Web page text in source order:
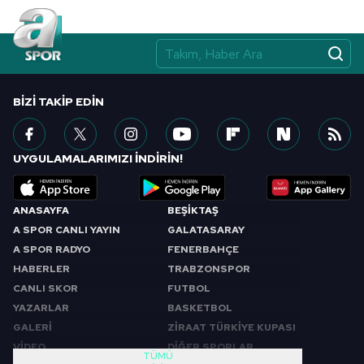
Çerezlere ilişkin tercihlerinizi aşağıda yer alan panel
vasıtasıyla belirleyebilirsiniz. Çerezlere ilişkin detaylı bilgi
için Ayarlar butonuna tıklayabilir,
Çerez Bilgilendirme
ziyaret edebilirsiniz.
6698 sayılı Kişisel Verilerin Korunması Kanunu uyarınca
hazırlanmış Aydınlatma Metnimizi okumak ve sitemizde
ilgili mevzuata uygun olarak kullanılan çerezlerle ilgili bilgi
almak için lütfen tıklayınız.
ANASAYFA
A SPOR CANLI YAYIN
A SPOR RADYO
HABERLER
CANLI SKOR
YAZARLAR
GALERİ
VİDEO
BEŞİKTAŞ
GALATASARAY
FENERBAHÇE
TRABZONSPOR
FUTBOL
BASKETBOL
ZİRAAT TÜRKİYE KUPASI
DİĞER SPORLAR
TÜMÜ
BIZI TAKIP EDIN
UYGULAMALARIMIZI İNDİRİN!